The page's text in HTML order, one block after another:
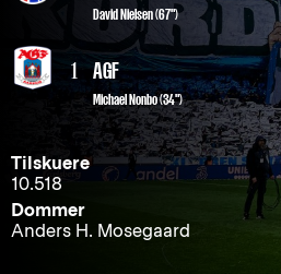
David Nielsen(67")
1 AGF
Michael Nonbo (34")
Tilskuere
10.518
Dommer
Anders H. Mosegaard